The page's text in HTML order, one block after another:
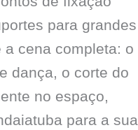
para grandes
cena completa: o
dança, o corte do
no espaço,
para a sua